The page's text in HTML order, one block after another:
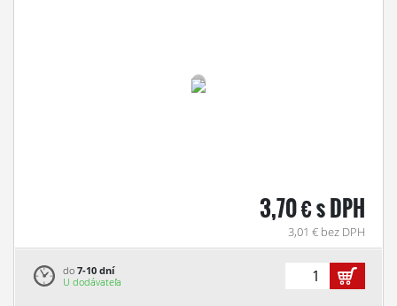
3,70 € s DPH
3,01 € bez DPH
do 7-10 dní
U dodávateľa